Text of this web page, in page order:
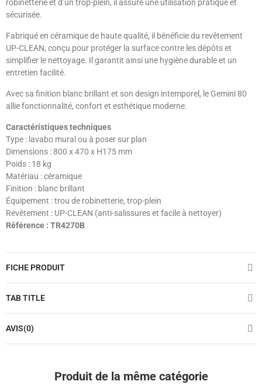
robinetterie et d’un trop-plein, il assure une utilisation pratique et
sécurisée.
Fabriqué en céramique de haute qualité, il bénéficie du revêtement
UP-CLEAN, conçu pour protéger la surface contre les dépôts et
simplifier le nettoyage. Il garantit ainsi une hygiène durable et un
entretien facilité.
Avec sa finition blanc brillant et son design intemporel, le Gemini 80
allie fonctionnalité, confort et esthétique moderne.
Caractéristiques techniques
Type : lavabo mural ou à poser sur plan
Dimensions : 800 x 470 x H175 mm
Poids : 18 kg
Matériau : céramique
Finition : blanc brillant
Équipement : trou de robinetterie, trop-plein
Revêtement : UP-CLEAN (anti-salissures et facile à nettoyer)
Référence : TR4270B
FICHE PRODUIT
TAB TITLE
AVIS(0)
Produit de la même catégorie